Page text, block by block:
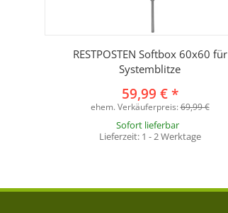
RESTPOSTEN Softbox 60x60 für
Systemblitze
59,99 €*
ehem. Verkäuferpreis:69,99 €
Sofort lieferbar
Lieferzeit: 1 - 2 Werktage